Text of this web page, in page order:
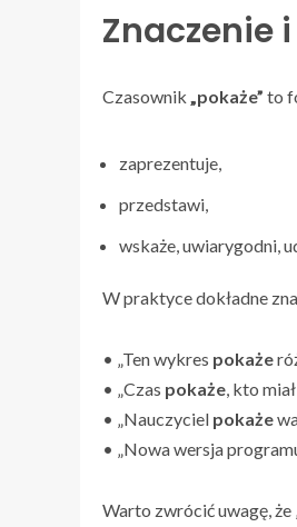
Znaczenie
Czasownik „pokaże” to
zaprezentuje,
przedstawi,
wskaże, uwiarygodni,
W praktyce dokładne
• „Ten wykres pokaże
• „Czas pokaże , kto
• „Nauczyciel pokaże
• „Nowa wersja
Warto zwrócić uwagę,